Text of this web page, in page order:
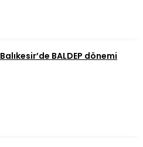
Balıkesir’de BALDEP dönemi